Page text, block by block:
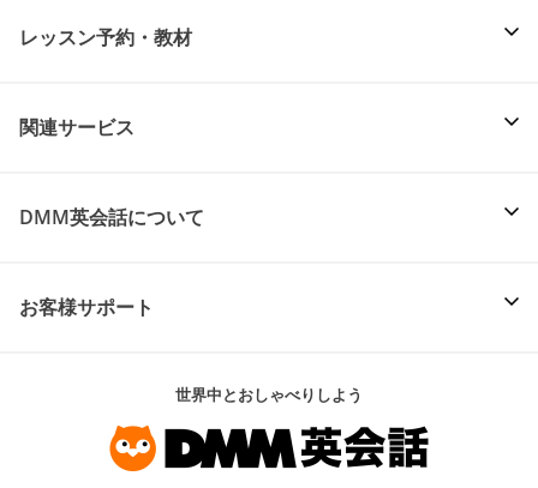
レッスン予約・教材
関連サービス
DMM英会話について
お客様サポート
世界中とおしゃべりしよう